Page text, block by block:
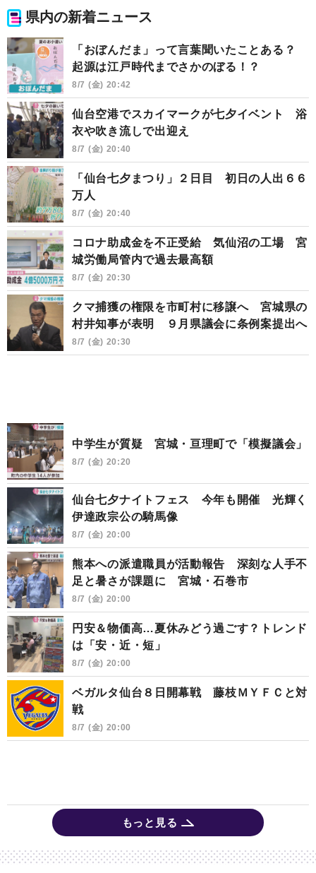
県内の新着ニュース
「おぼんだま」って言葉聞いたことある？
起源は江戸時代までさかのぼる！？
8/7 (金) 20:42
仙台空港でスカイマークが七夕イベント 浴
衣や吹き流しで出迎え
8/7 (金) 20:40
「仙台七夕まつり」２日目 初日の人出６６
万人
8/7 (金) 20:40
コロナ助成金を不正受給 気仙沼の工場 宮
城労働局管内で過去最高額
8/7 (金) 20:30
クマ捕獲の権限を市町村に移譲へ 宮城県の
村井知事が表明 ９月県議会に条例案提出へ
8/7 (金) 20:30
中学生が質疑 宮城・亘理町で「模擬議会」
8/7 (金) 20:20
仙台七夕ナイトフェス 今年も開催 光輝く
伊達政宗公の騎馬像
8/7 (金) 20:00
熊本への派遣職員が活動報告 深刻な人手不
足と暑さが課題に 宮城・石巻市
8/7 (金) 20:00
円安＆物価高…夏休みどう過ごす？トレンド
は「安・近・短」
8/7 (金) 20:00
ベガルタ仙台８日開幕戦 藤枝ＭＹＦＣと対
戦
8/7 (金) 20:00
もっと見る